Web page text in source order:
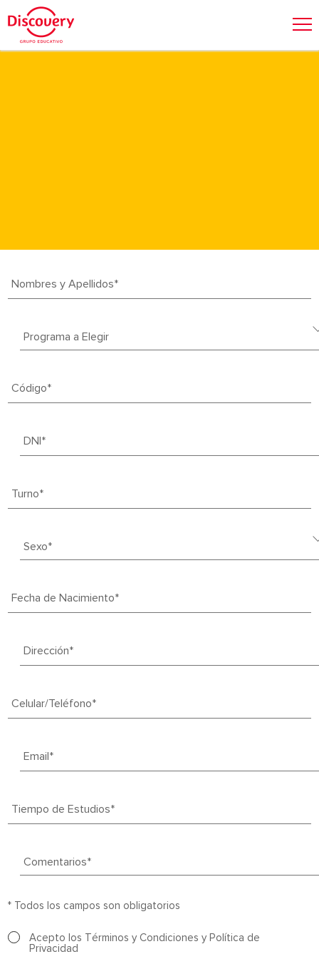
Nombres y Apellidos*
Código*
DNI*
Turno*
Fecha de Nacimiento*
Dirección*
Celular/Teléfono*
Email*
Tiempo de Estudios*
Comentarios*
* Todos los campos son obligatorios
Acepto los Términos y Condiciones y Política de
Privacidad